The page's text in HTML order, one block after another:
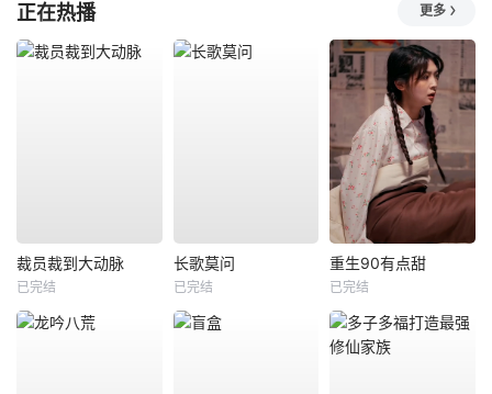
正在热播 更多
裁员裁到大动脉
已完结
长歌莫问
已完结
重生90有点甜
已完结